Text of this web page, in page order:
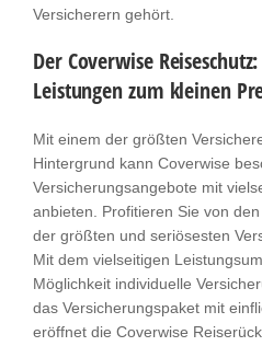
Versicherern gehört.
Der Coverwise
Leistungen zum kleinen
Mit einem der größten
Hintergrund kann Coverwise
Versicherungsangebote mit
anbieten. Profitieren Sie von
der größten und seriösesten
Mit dem vielseitigen
Möglichkeit individuelle
das Versicherungspaket mit
eröffnet die Coverwise